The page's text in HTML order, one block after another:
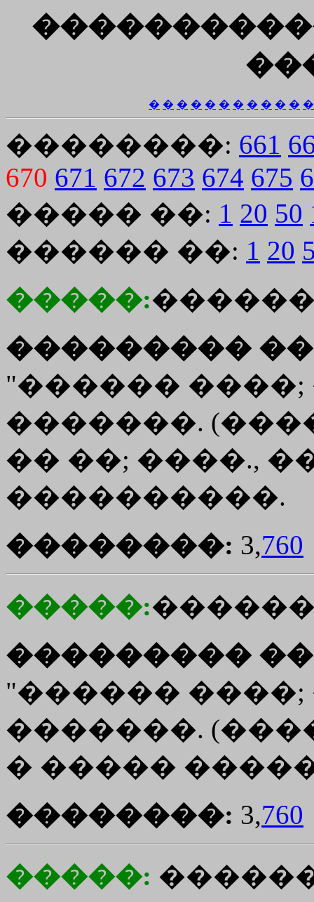
� � � � � � � � � � � �
��������: 661
670 671 672 673 674 675
����� ��: 1 20 50
������ ��: 1 20
�����:
���������
"������
�������.
�� ��; ����.,
����������.
��������: 3,760
�����:
���������
"������
�������.
� �����
��������: 3,760
�����: